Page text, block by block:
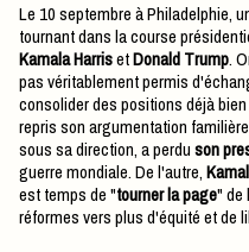
Le 10 septembre à Philadelphie, un événement très attendu a marqué un
tournant dans la course
Kamala HarrisetDonald Trump.
pas véritablement permis
consolider des positions déjà
repris son argumentation
sous sa direction, a perduson
guerre mondiale. De l'autre,
est temps de "tourner la page" de
réformes vers plus d'équité et de